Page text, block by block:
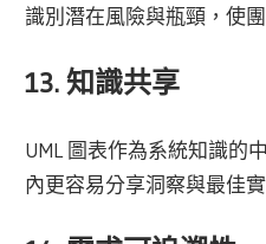
識別潛在風險與瓶頸，使
13. 知識共享
UML 圖表作為系統知識的
內更容易分享洞察與最佳實